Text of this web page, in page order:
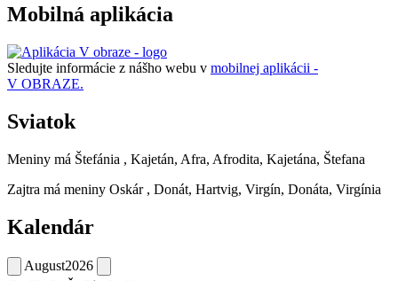
Mobilná aplikácia
Sledujte informácie z nášho webu v mobilnej aplikácii -
V OBRAZE.
Sviatok
Meniny má Štefánia , Kajetán, Afra, Afrodita, Kajetána, Štefana
Zajtra má meniny Oskár , Donát, Hartvig, Virgín, Donáta, Virgínia
Kalendár
August2026